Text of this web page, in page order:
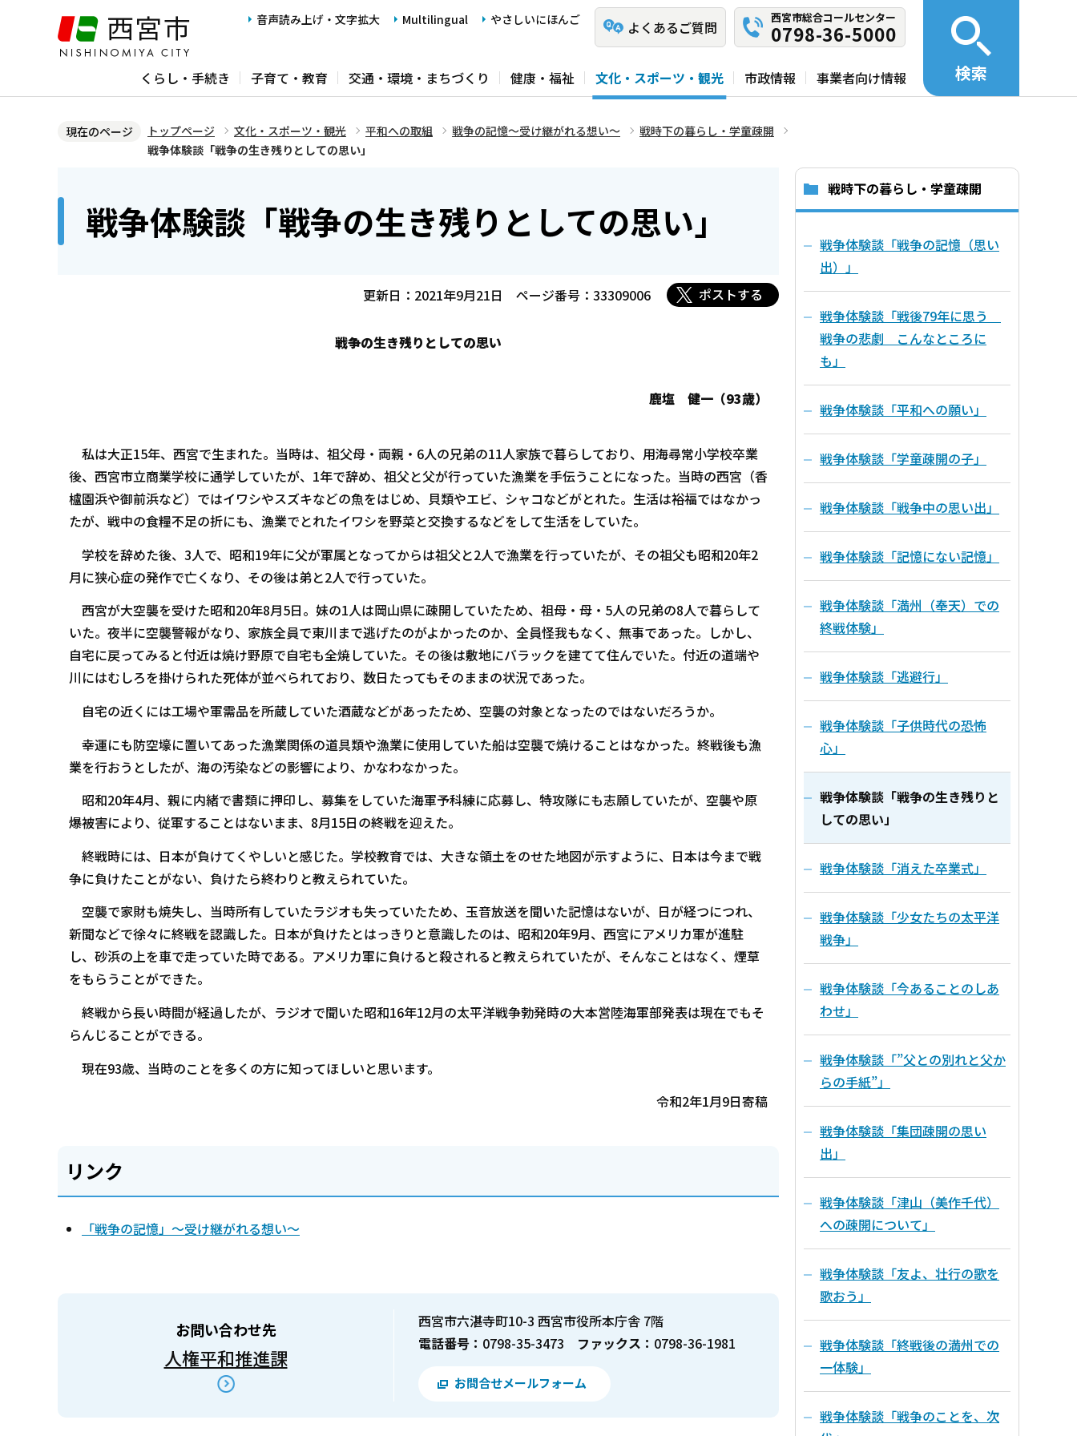
ジ
音声読み上げ・文字拡大 Multilingual やさしいにほんご よくあるご質問
西宮市総合コールセンター
0798-36-5000
くらし・手続き 子育て・教育 交通・環境・まちづくり 健康・福祉 文化・スポーツ・観光 市政情報 事業者向け情報 検索
現在のページ トップページ 文化・スポーツ・観光 平和への取組 戦争の記憶～受け継がれる想い～
戦時下の暮らし・学童疎開
戦争体験談「戦争の生き残りとしての思い」
戦争体験談「戦争の生き残りとしての思い」
更新日：2021年9月21日 ページ番号：33309006 ポストする
戦争の生き残りとしての思い
鹿塩 健一（93歳）
私は大正15年、西宮で生まれた。当時は、祖父母・両親・6人の兄弟の11人家族で暮らしており、用海尋常小学校卒業
後、西宮市立商業学校に通学していたが、1年で辞め、祖父と父が行っていた漁業を手伝うことになった。当時の西宮（香
櫨園浜や御前浜など）ではイワシやスズキなどの魚をはじめ、貝類やエビ、シャコなどがとれた。生活は裕福ではなかっ
たが、戦中の食糧不足の折にも、漁業でとれたイワシを野菜と交換するなどをして生活をしていた。
学校を辞めた後、3人で、昭和19年に父が軍属となってからは祖父と2人で漁業を行っていたが、その祖父も昭和20年2
月に狭心症の発作で亡くなり、その後は弟と2人で行っていた。
西宮が大空襲を受けた昭和20年8月5日。妹の1人は岡山県に疎開していたため、祖母・母・5人の兄弟の8人で暮らして
いた。夜半に空襲警報がなり、家族全員で東川まで逃げたのがよかったのか、全員怪我もなく、無事であった。しかし、
自宅に戻ってみると付近は焼け野原で自宅も全焼していた。その後は敷地にバラックを建てて住んでいた。付近の道端や
川にはむしろを掛けられた死体が並べられており、数日たってもそのままの状況であった。
自宅の近くには工場や軍需品を所蔵していた酒蔵などがあったため、空襲の対象となったのではないだろうか。
幸運にも防空壕に置いてあった漁業関係の道具類や漁業に使用していた船は空襲で焼けることはなかった。終戦後も漁
業を行おうとしたが、海の汚染などの影響により、かなわなかった。
昭和20年4月、親に内緒で書類に押印し、募集をしていた海軍予科練に応募し、特攻隊にも志願していたが、空襲や原
爆被害により、従軍することはないまま、8月15日の終戦を迎えた。
終戦時には、日本が負けてくやしいと感じた。学校教育では、大きな領土をのせた地図が示すように、日本は今まで戦
争に負けたことがない、負けたら終わりと教えられていた。
空襲で家財も焼失し、当時所有していたラジオも失っていたため、玉音放送を聞いた記憶はないが、日が経つにつれ、
新聞などで徐々に終戦を認識した。日本が負けたとはっきりと意識したのは、昭和20年9月、西宮にアメリカ軍が進駐
し、砂浜の上を車で走っていた時である。アメリカ軍に負けると殺されると教えられていたが、そんなことはなく、煙草
をもらうことができた。
終戦から長い時間が経過したが、ラジオで聞いた昭和16年12月の太平洋戦争勃発時の大本営陸海軍部発表は現在でもそ
らんじることができる。
現在93歳、当時のことを多くの方に知ってほしいと思います。
令和2年1月9日寄稿
リンク
「戦争の記憶」～受け継がれる想い～
お問い合わせ先
人権平和推進課
西宮市六湛寺町10-3 西宮市役所本庁舎 7階
電話番号： 0798-35-3473 ファックス： 0798-36-1981
お問合せメールフォーム
戦時下の暮らし・学童疎開
戦争体験談「戦争の記憶（思い
出）」
戦争体験談「戦後79年に思う
戦争の悲劇 こんなところに
も」
戦争体験談「平和への願い」
戦争体験談「学童疎開の子」
戦争体験談「戦争中の思い出」
戦争体験談「記憶にない記憶」
戦争体験談「満州（奉天）での
終戦体験」
戦争体験談「逃避行」
戦争体験談「子供時代の恐怖
心」
戦争体験談「戦争の生き残りと
しての思い」
戦争体験談「消えた卒業式」
戦争体験談「少女たちの太平洋
戦争」
戦争体験談「今あることのしあ
わせ」
戦争体験談「”父との別れと父か
らの手紙”」
戦争体験談「集団疎開の思い
出」
戦争体験談「津山（美作千代）
への疎開について」
戦争体験談「友よ、壮行の歌を
歌おう」
戦争体験談「終戦後の満州での
一体験」
戦争体験談「戦争のことを、次